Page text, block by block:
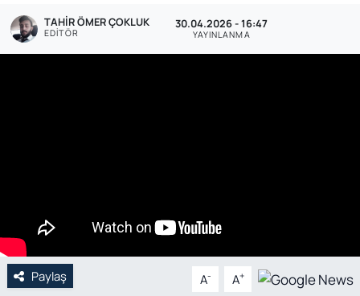
TAHIR ÖMER ÇOKLUK
EDITÖR
30.04.2026 - 16:47
YAYINLANMA
Paylaş A- A+
Genel
Spor
Web Tv